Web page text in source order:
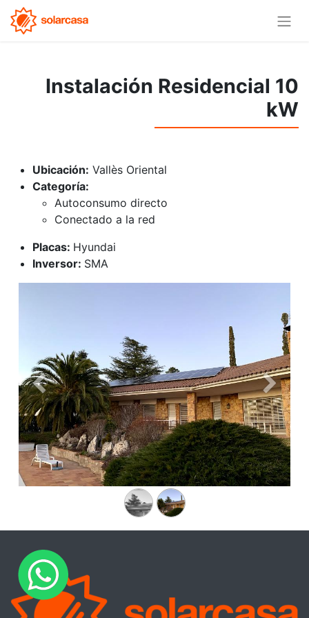
Instalación Residencial 10
kW
Ubicación: Vallès Oriental
Categoría:
Autoconsumo directo
Conectado a la red
Placas: Hyundai
Inversor: SMA
Anterior